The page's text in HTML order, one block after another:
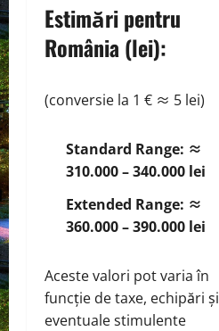
Estimări pentru
România (lei):
(conversie la 1 € ≈ 5 lei)
Standard Range: ≈
310.000 – 340.000 lei
Extended Range: ≈
360.000 – 390.000 lei
Aceste valori pot varia în
funcție de taxe, echipări și
eventuale stimulente